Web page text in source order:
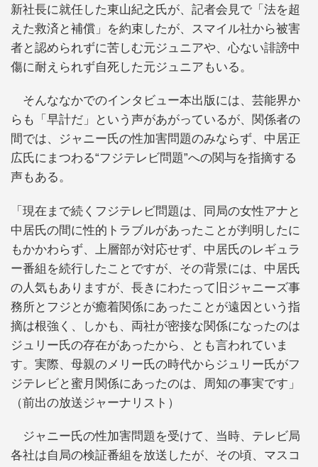
新社長に就任した東山紀之氏が、記者会見で「法を超
えた救済と補償」を約束したが、スマイル社から被害
者と認められずに苦しむ元ジュニアや、心ない誹謗中
傷に耐えられず自死した元ジュニアもいる。
そんななかでのインタビュー本出版には、芸能界か
らも「早計だ」という声があがっているが、関係者の
間では、ジャニー氏の性加害問題のみならず、中居正
広氏にまつわる“フジテレビ問題”への関与を指摘する
声もある。
「現在まで続くフジテレビ問題は、同局の女性アナと
中居氏の間に性的トラブルがあったことが判明したに
もかかわらず、上層部が対応せず、中居氏のレギュラ
ー番組を続行したことですが、その背景には、中居氏
の人気もありますが、長きにわたって旧ジャニーズ事
務所とフジとが癒着関係にあったことが遠因という指
摘は根強く、しかも、両社が密接な関係になったのは
ジュリー氏の存在があったから、とも言われていま
す。実際、母親のメリー氏の時代からジュリー氏がフ
ジテレビと蜜月関係にあったのは、周知の事実です」
（前出の放送ジャーナリスト）
ジャニー氏の性加害問題を受けて、当時、テレビ局
各社は自局の検証番組を放送したが、その頃、マスコ